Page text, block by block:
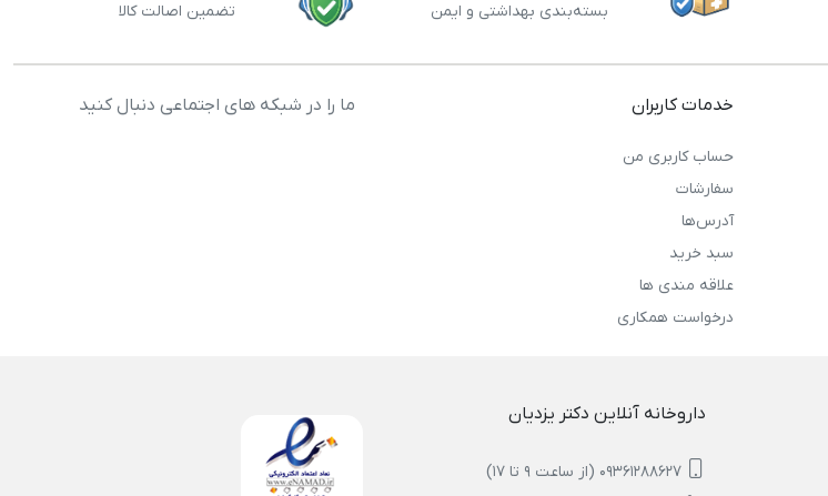
بسته‌بندی بهداشتی و ایمن تضمین اصالت کالا
خدمات کاربران
حساب کاربری من
سفارشات
آدرس‌ها
سبد خرید
علاقه مندی ها
درخواست همکاری
ما را در شبکه های اجتماعی دنبال کنید
داروخانه آنلاین دکتر یزدیان
09361288627 (از ساعت 9 تا 17)